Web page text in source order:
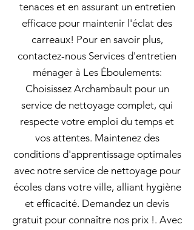
tenaces et en assurant un entretien
efficace pour maintenir l'éclat des
carreaux! Pour en savoir plus,
contactez-nous Services d'entretien
ménager à Les Éboulements:
Choisissez Archambault pour un
service de nettoyage complet, qui
respecte votre emploi du temps et
vos attentes. Maintenez des
conditions d'apprentissage optimales
avec notre service de nettoyage pour
écoles dans votre ville, alliant hygiène
et efficacité. Demandez un devis
gratuit pour connaître nos prix !. Avec